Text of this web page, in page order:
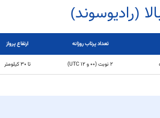
(رادیوسوند)
تعداد پرتاب روزانه ارتفاع پرواز
۲ نوبت (۰۰ و ۱۲ UTC) تا ۳۰ کیلومتر